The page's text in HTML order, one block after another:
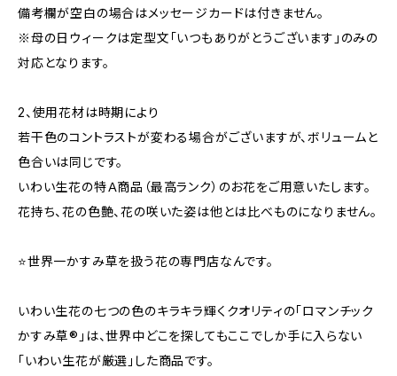
備考欄が空白の場合はメッセージカードは付きません。
※母の日ウィークは定型文「いつもありがとうございます」のみの
対応となります。
2、使用花材は時期により
若干色のコントラストが変わる場合がございますが、ボリュームと
色合いは同じです。
いわい生花の特Ａ商品（最高ランク）のお花をご用意いたします。
花持ち、花の色艶、花の咲いた姿は他とは比べものになりません。
⭐️世界一かすみ草を扱う花の専門店なんです。
いわい生花の七つの色のキラキラ輝くクオリティの「ロマンチック
かすみ草®︎」は、世界中どこを探してもここでしか手に入らない
「いわい生花が厳選」した商品です。